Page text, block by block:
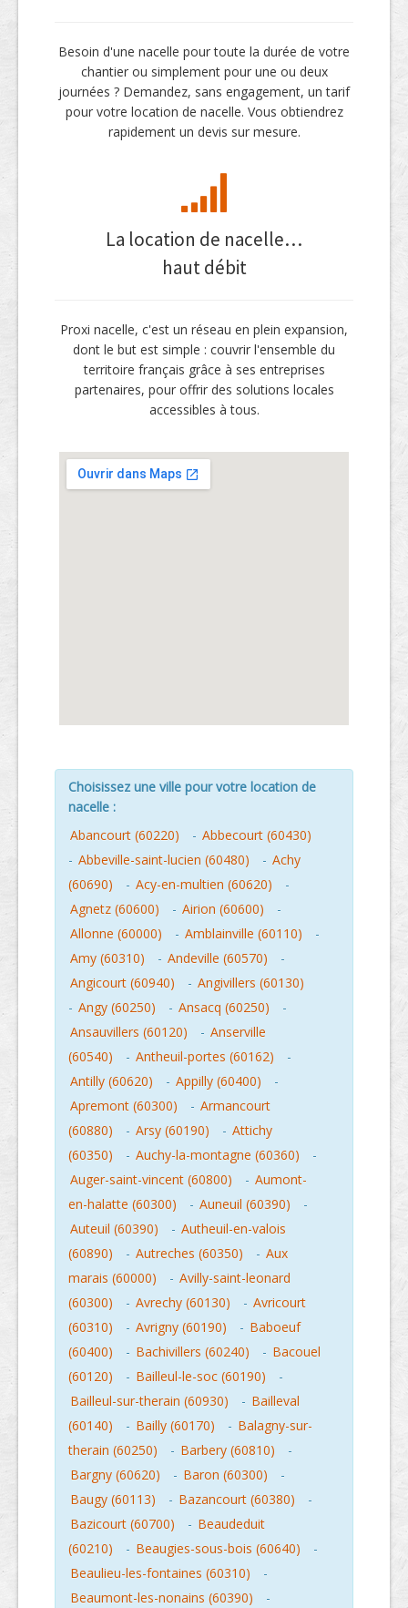
Besoin d'une nacelle pour toute la durée de votre
chantier ou simplement pour une ou deux
journées ? Demandez, sans engagement, un tarif
pour votre location de nacelle. Vous obtiendrez
rapidement un devis sur mesure.
La location de nacelle…
haut débit
Proxi nacelle, c'est un réseau en plein expansion,
dont le but est simple : couvrir l'ensemble du
territoire français grâce à ses entreprises
partenaires, pour offrir des solutions locales
accessibles à tous.
Choisissez une ville pour votre location de
nacelle :
Abancourt (60220)
- Abbecourt (60430)
- Abbeville-saint-lucien (60480) - Achy
(60690)
- Acy-en-multien (60620)
-
Agnetz (60600)
- Airion (60600)
-
Allonne (60000)
- Amblainville (60110)
-
Amy (60310)
- Andeville (60570)
-
Angicourt (60940)
- Angivillers (60130)
- Angy (60250) - Ansacq (60250)
-
Ansauvillers (60120)
- Anserville
(60540)
- Antheuil-portes (60162)
-
Antilly (60620)
- Appilly (60400)
-
Apremont (60300)
- Armancourt
(60880)
- Arsy (60190) - Attichy
(60350)
- Auchy-la-montagne (60360)
-
Auger-saint-vincent (60800)
- Aumont-
en-halatte (60300)
- Auneuil (60390)
-
Auteuil (60390)
- Autheuil-en-valois
(60890)
- Autreches (60350) - Aux
marais (60000)
- Avilly-saint-leonard
(60300)
- Avrechy (60130) - Avricourt
(60310)
- Avrigny (60190) - Baboeuf
(60400)
- Bachivillers (60240) - Bacouel
(60120)
- Bailleul-le-soc (60190)
-
Bailleul-sur-therain (60930)
- Bailleval
(60140)
- Bailly (60170) - Balagny-sur-
therain (60250)
- Barbery (60810)
-
Bargny (60620)
- Baron (60300)
-
Baugy (60113)
- Bazancourt (60380)
-
Bazicourt (60700)
- Beaudeduit
(60210)
- Beaugies-sous-bois (60640)
-
Beaulieu-les-fontaines (60310)
-
Beaumont-les-nonains (60390)
-